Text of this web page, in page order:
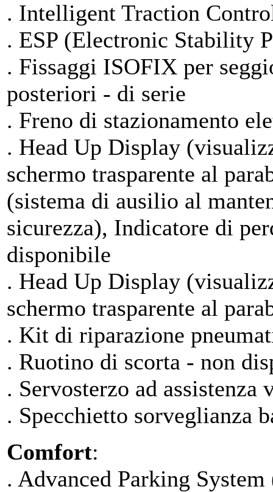
. Intelligent Traction
. ESP (Electronic Stability
. Fissaggi ISOFIX per
posteriori - di serie
. Freno di stazionamento
. Head Up Display
schermo trasparente al
(sistema di ausilio al
sicurezza), Indicatore di
disponibile
. Head Up Display
schermo trasparente al
. Kit di riparazione
. Ruotino di scorta - non
. Servosterzo ad
. Specchietto sorveglianza
Comfort:
. Advanced Parking